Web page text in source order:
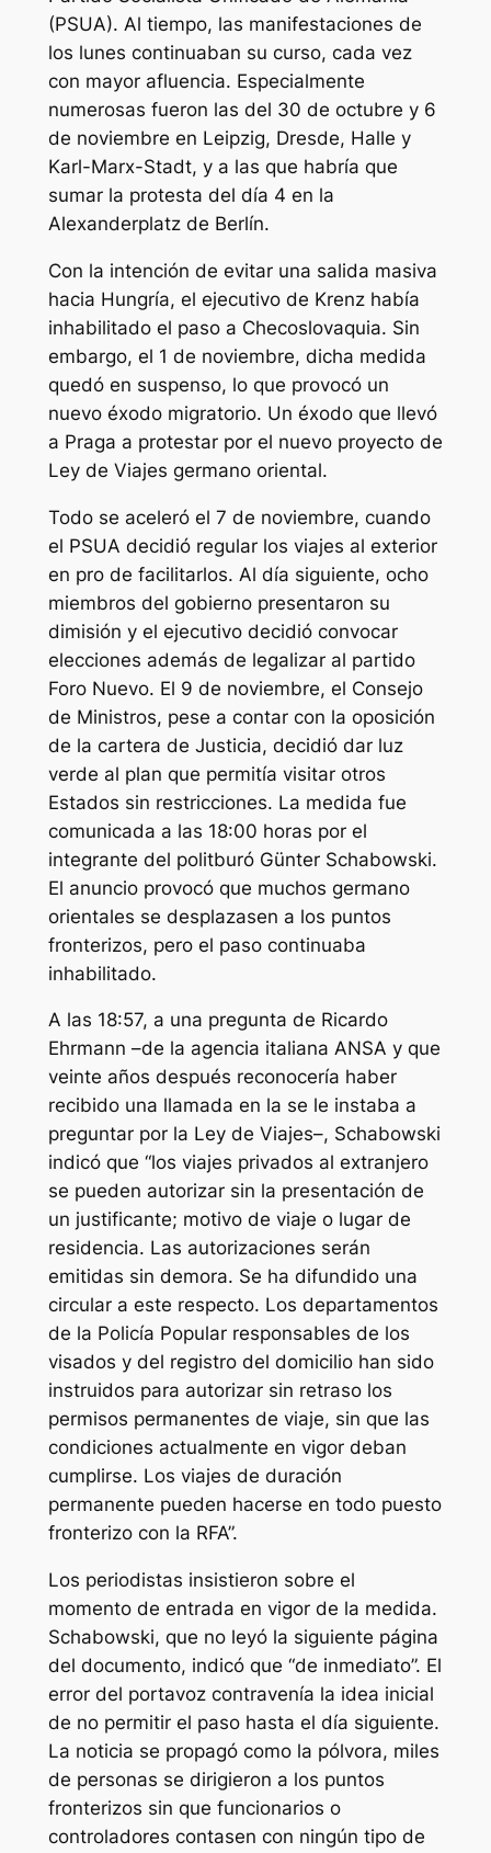
(PSUA). Al tiempo, las manifestaciones de
los lunes continuaban su curso, cada vez
con mayor afluencia. Especialmente
numerosas fueron las del 30 de octubre y 6
de noviembre en Leipzig, Dresde, Halle y
Karl-Marx-Stadt, y a las que habría que
sumar la protesta del día 4 en la
Alexanderplatz de Berlín.
Con la intención de evitar una salida masiva
hacia Hungría, el ejecutivo de Krenz había
inhabilitado el paso a Checoslovaquia. Sin
embargo, el 1 de noviembre, dicha medida
quedó en suspenso, lo que provocó un
nuevo éxodo migratorio. Un éxodo que llevó
a Praga a protestar por el nuevo proyecto de
Ley de Viajes germano oriental.
Todo se aceleró el 7 de noviembre, cuando
el PSUA decidió regular los viajes al exterior
en pro de facilitarlos. Al día siguiente, ocho
miembros del gobierno presentaron su
dimisión y el ejecutivo decidió convocar
elecciones además de legalizar al partido
Foro Nuevo. El 9 de noviembre, el Consejo
de Ministros, pese a contar con la oposición
de la cartera de Justicia, decidió dar luz
verde al plan que permitía visitar otros
Estados sin restricciones. La medida fue
comunicada a las 18:00 horas por el
integrante del politburó Günter Schabowski.
El anuncio provocó que muchos germano
orientales se desplazasen a los puntos
fronterizos, pero el paso continuaba
inhabilitado.
A las 18:57, a una pregunta de Ricardo
Ehrmann –de la agencia italiana ANSA y que
veinte años después reconocería haber
recibido una llamada en la se le instaba a
preguntar por la Ley de Viajes–, Schabowski
indicó que “los viajes privados al extranjero
se pueden autorizar sin la presentación de
un justificante; motivo de viaje o lugar de
residencia. Las autorizaciones serán
emitidas sin demora. Se ha difundido una
circular a este respecto. Los departamentos
de la Policía Popular responsables de los
visados y del registro del domicilio han sido
instruidos para autorizar sin retraso los
permisos permanentes de viaje, sin que las
condiciones actualmente en vigor deban
cumplirse. Los viajes de duración
permanente pueden hacerse en todo puesto
fronterizo con la RFA”.
Los periodistas insistieron sobre el
momento de entrada en vigor de la medida.
Schabowski, que no leyó la siguiente página
del documento, indicó que “de inmediato”. El
error del portavoz contravenía la idea inicial
de no permitir el paso hasta el día siguiente.
La noticia se propagó como la pólvora, miles
de personas se dirigieron a los puntos
fronterizos sin que funcionarios o
controladores contasen con ningún tipo de